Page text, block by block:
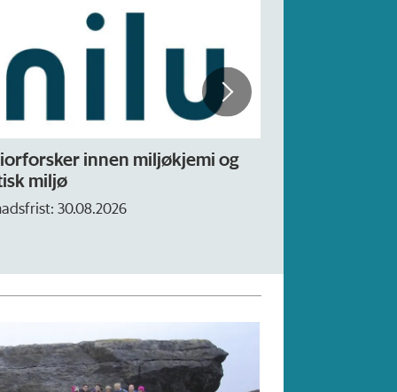
miljøkjemi og
Forskning.no søker